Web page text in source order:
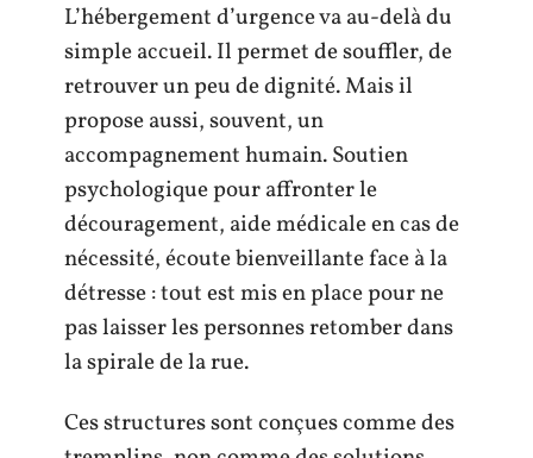
L’hébergement d’urgence va au-delà du
simple accueil. Il permet de souffler, de
retrouver un peu de dignité. Mais il
propose aussi, souvent, un
accompagnement humain. Soutien
psychologique pour affronter le
découragement, aide médicale en cas de
nécessité, écoute bienveillante face à la
détresse : tout est mis en place pour ne
pas laisser les personnes retomber dans
la spirale de la rue.
Ces structures sont conçues comme des